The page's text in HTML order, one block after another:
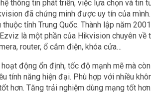
thông tin phát triển, việc lựa chọn và
đã chứng minh được uy tín của
tỉnh Trung Quốc. Thành lập năm
là một phần của Hikvision chuyên
router, ổ cắm điện, khóa cửa…
động ổn định, tốc độ mạnh mẽ mà
tính năng hiện đại. Phù hợp với nhiều
hơn. Tăng trải nghiệm dùng mạng tốt hơn.